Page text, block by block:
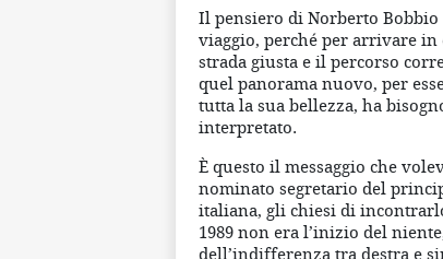
Il pensiero di Norberto Bobbio
viaggio, perché per arrivare in
strada giusta e il percorso
quel panorama nuovo, per
tutta la sua bellezza, ha
interpretato.
È questo il messaggio che
nominato segretario del
italiana, gli chiesi di
1989 non era l’inizio del
dell’indifferenza tra destra e